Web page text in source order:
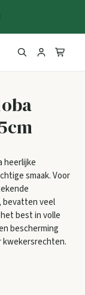
heerlijke
smaak. Voor
bevatten veel
best in volle
bescherming
kwekersrechten.